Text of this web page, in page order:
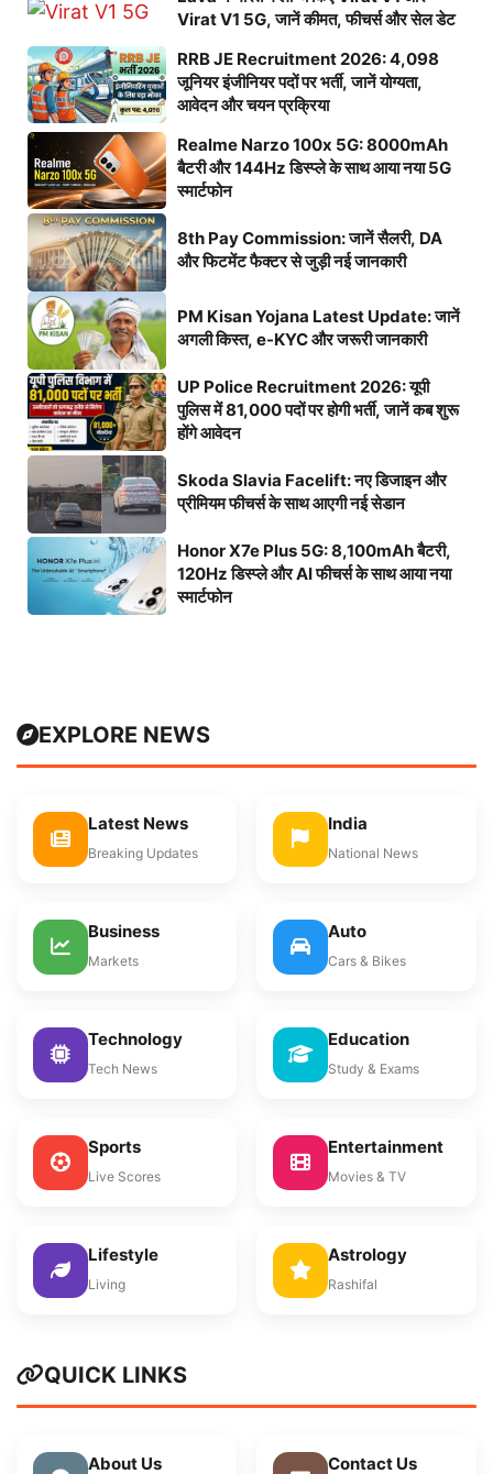
Virat V1 5G, जानें कीमत, फीचर्स और सेल डेट
RRB JE Recruitment 2026: 4,098
जूनियर इंजीनियर पदों पर भर्ती, जानें योग्यता,
आवेदन और चयन प्रक्रिया
Realme Narzo 100x 5G: 8000mAh
बैटरी और 144Hz डिस्प्ले के साथ आया नया 5G
स्मार्टफोन
8th Pay Commission: जानें सैलरी, DA
और फिटमेंट फैक्टर से जुड़ी नई जानकारी
PM Kisan Yojana Latest Update: जानें
अगली किस्त, e-KYC और जरूरी जानकारी
UP Police Recruitment 2026: यूपी
पुलिस में 81,000 पदों पर होगी भर्ती, जानें कब शुरू
होंगे आवेदन
Skoda Slavia Facelift: नए डिजाइन और
प्रीमियम फीचर्स के साथ आएगी नई सेडान
Honor X7e Plus 5G: 8,100mAh बैटरी,
120Hz डिस्प्ले और AI फीचर्स के साथ आया नया
स्मार्टफोन
EXPLORE NEWS
Latest News
Breaking Updates
India
National News
Business
Markets
Auto
Cars & Bikes
Technology
Tech News
Education
Study & Exams
Sports
Live Scores
Entertainment
Movies & TV
Lifestyle
Living
Astrology
Rashifal
QUICK LINKS
About Us Contact Us